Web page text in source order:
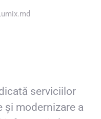
serviciilor
și modernizare a